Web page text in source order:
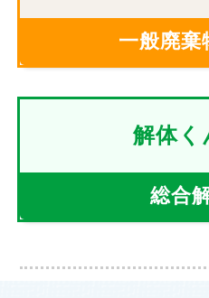
一般廃棄
解体く
総合